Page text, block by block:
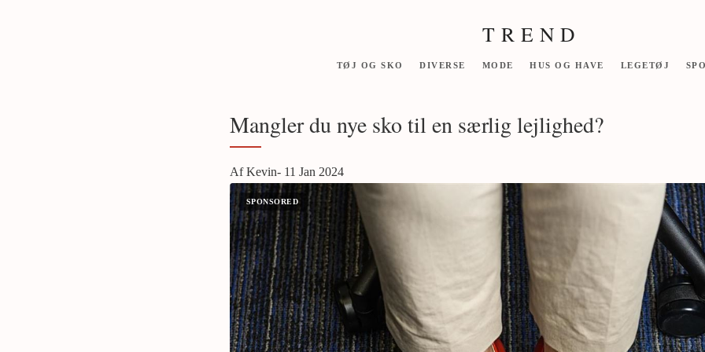
T R E N D
TØJ OG SKO DIVERSE MODE HUS OG HAVE LEGETØJ
Mangler du nye sko til en særlig lejlighed?
Af Kevin- 11 Jan 2024